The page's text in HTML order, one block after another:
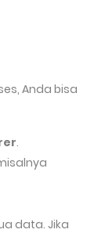
Anda bisa
.
data. Jika